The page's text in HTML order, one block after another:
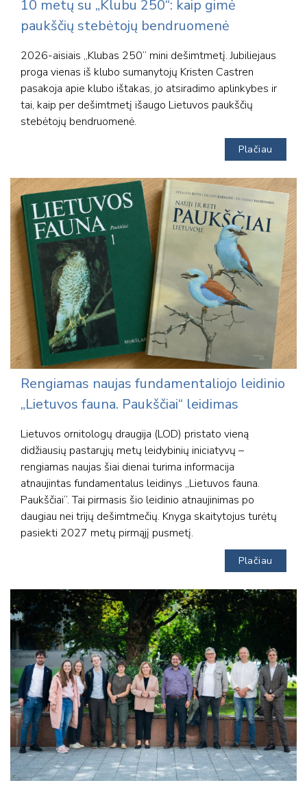
10 metų su „Klubu 250“: kaip gimė
paukščių stebėtojų bendruomenė
2026-aisiais „Klubas 250“ mini dešimtmetį. Jubiliejaus
proga vienas iš klubo sumanytojų Kristen Castren
pasakoja apie klubo ištakas, jo atsiradimo aplinkybes ir
tai, kaip per dešimtmetį išaugo Lietuvos paukščių
stebėtojų bendruomenė.
Plačiau
Rengiamas naujas fundamentaliojo leidinio
„Lietuvos fauna. Paukščiai“ leidimas
Lietuvos ornitologų draugija (LOD) pristato vieną
didžiausių pastarųjų metų leidybinių iniciatyvų –
rengiamas naujas šiai dienai turima informacija
atnaujintas fundamentalus leidinys „Lietuvos fauna.
Paukščiai“. Tai pirmasis šio leidinio atnaujinimas po
daugiau nei trijų dešimtmečių. Knyga skaitytojus turėtų
pasiekti 2027 metų pirmąjį pusmetį.
Plačiau